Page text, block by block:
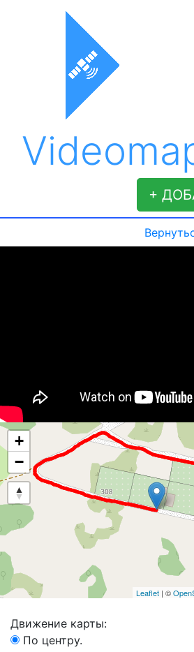
+
+
−
Leaflet | ©
Движение карты:
По центру.